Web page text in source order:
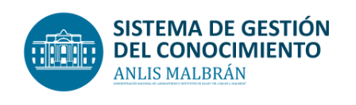
navigation